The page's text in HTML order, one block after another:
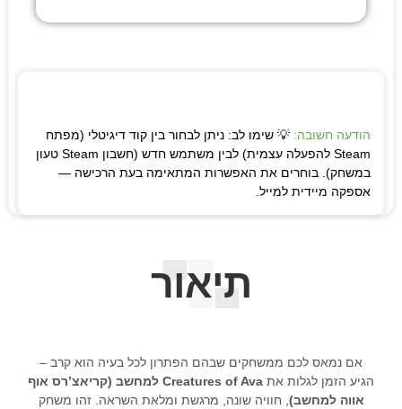
הודעה חשובה: 💡 שימו לב: ניתן לבחור בין קוד דיגיטלי (מפתח
Steam להפעלה עצמית) לבין משתמש חדש (חשבון Steam טעון
במשחק). בוחרים את האפשרות המתאימה בעת הרכישה —
אספקה מיידית למייל.
תיאור
אם נמאס לכם ממשחקים שבהם הפתרון לכל בעיה הוא קרב –
הגיע הזמן לגלות את
Creatures of Ava למחשב (קריאצ’רס אוף
אווה למחשב), חוויה שונה, מרגשת ומלאת השראה. זהו משחק